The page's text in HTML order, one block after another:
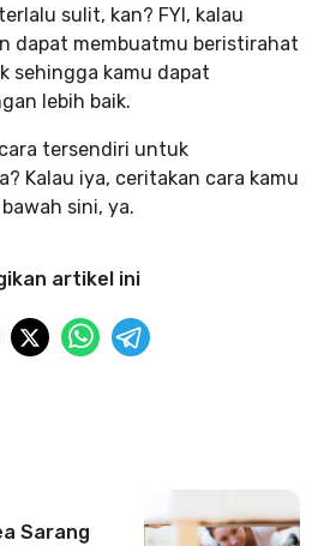
sulit, kan? FYI, kalau
dapat membuatmu beristirahat
sehingga kamu dapat
lebih baik.
tersendiri untuk
Kalau iya, ceritakan cara kamu
sini, ya.
artikel ini
Sarang